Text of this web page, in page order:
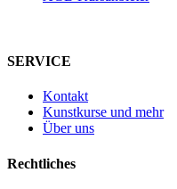
SERVICE
Kontakt
Kunstkurse und mehr
Über uns
Rechtliches